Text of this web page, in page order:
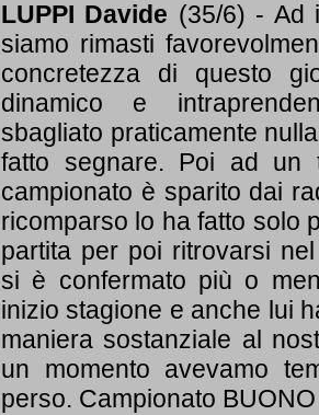
LUPPI Davide (35/6) - Ad
siamo rimasti
concretezza di questo
dinamico e
sbagliato praticamente
fatto segnare. Poi ad un
campionato è sparito dai
ricomparso lo ha fatto solo
partita per poi ritrovarsi
si è confermato più o
inizio stagione e anche lui
maniera sostanziale al
un momento avevamo
perso. Campionato BUONO